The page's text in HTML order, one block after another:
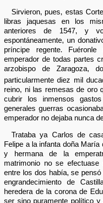
Sirvieron, pues, estas
libras jaquesas en los
anteriores de 1547, y
espontáneamente, un
príncipe regente.
emperador de todas partes
arzobispo de Zaragoza,
particularmente diez mil
reino, ni las remesas de oro
cubrir los inmensos
generales guerras
emperador no dejaba nunca
Trataba ya Carlos de
Felipe a la infanta doña
y hermana de la
matrimonio no se
entre los dos había, se
engrandecimiento de
heredera de la corona de
ser sino puramente político